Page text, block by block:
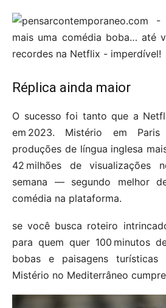
Réplica ainda maior
O sucesso foi tanto que a
em 2023. Mistério em
produções de língua inglesa
42 milhões de visualizações
semana — segundo melhor
comédia na plataforma.
se você busca roteiro
para quem quer 100 minutos
bobas e paisagens
Mistério no Mediterrâneo